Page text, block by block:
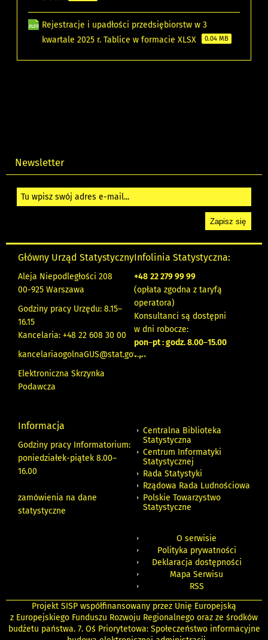
Rejestracje i upadłości przedsiębiorstw w 3
kwartale 2025 r. Tablice w formacie XLSX
0.04 MB
Newsletter
Główny Urząd Statystyczny
Aleja Niepodległości 208
00-925 Warszawa
Godziny pracy Urzędu: 8.15–
16.15
Kancelaria: +48 22 608 30 00
kancelariaogolnaGUS@stat.gov.pl
Elektroniczna Skrzynka
Podawcza
Infolinia Statystyczna:
+48 22 279 99 99
(opłata zgodna z taryfą
operatora)
Konsultanci są dostępni
w dni robocze:
pon–pt : godz. 8.00–15.00
Informacja
Godziny pracy Informatorium:
poniedziałek-piątek 8.00–
16.00
zamówienia na dane
statystyczne
Centralna Biblioteka
Statystyczna
Centrum Informatyki
Statystycznej
Rada Statystyki
Rządowa Rada Ludnościowa
Polskie Towarzystwo
Statystyczne
O serwisie
Polityka prywatności
Deklaracja dostępności
Mapa Serwisu
RSS
Projekt SISP współfinansowany przez Unię Europejską
z Europejskiego Funduszu Rozwoju Regionalnego oraz ze środków
budżetu państwa. 7. Oś Priorytetowa: Społeczeństwo informacyjne